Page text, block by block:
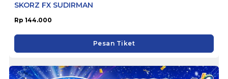
SKORZ FX SUDIRMAN
Rp 144.000
Pesan Tiket